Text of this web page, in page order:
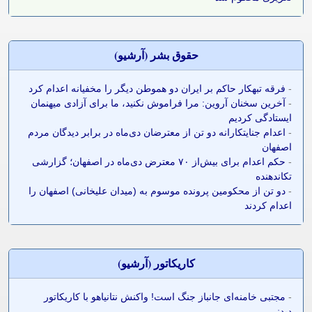
حقوق بشر (آرشيو)
- فرقه تبهکار حاکم بر ایران دو هموطن دیگر را مخفیانه اعدام کرد
- آخرین سخنان آروین: مرا فراموش نکنید، ما برای آزادی میهنمان
ایستادگی کردیم
- اعدام جنایتکارانه دو تن از معترضان دی‌ماه در برابر دیدگان مردم
اصفهان
-
حکم اعدام برای بیش‌از ۷۰ معترض دی‌ماه در اصفهان؛ گزارشی
تکاندهنده
- دو تن از محکومین پرونده موسوم به (میدان علیخانی) اصفهان را
اعدام کردند
کاريکاتور (آرشيو)
- مجتبی خامنه‌ای جانباز جنگ است! واکنش نتانیاهو با کاریکاتور